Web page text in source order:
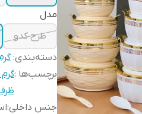
مدل
طرح کدو
دسته‌بندی:
برچسب‌ها :گرم
جنس داخلی: